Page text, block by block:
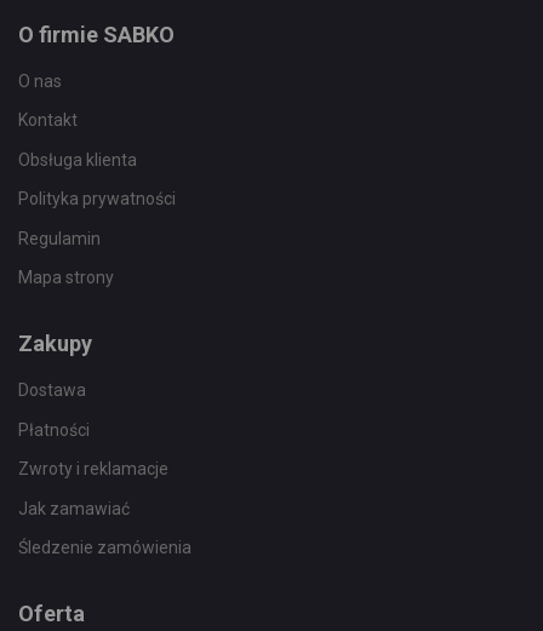
O firmie SABKO
O nas
Kontakt
Obsługa klienta
Polityka prywatności
Regulamin
Mapa strony
Zakupy
Dostawa
Płatności
Zwroty i reklamacje
Jak zamawiać
Śledzenie zamówienia
Oferta